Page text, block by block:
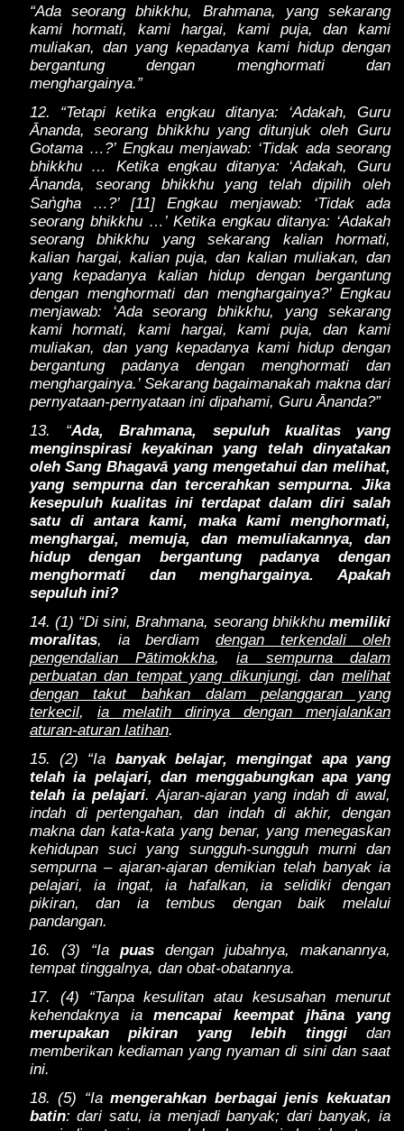
“Ada seorang bhikkhu, Brahmana, yang sekarang
kami hormati, kami hargai, kami puja, dan kami
muliakan, dan yang kepadanya kami hidup dengan
bergantung dengan menghormati dan
menghargainya.”
12. “Tetapi ketika engkau ditanya: ‘Adakah, Guru
Ānanda, seorang bhikkhu yang ditunjuk oleh Guru
Gotama …?’ Engkau menjawab: ‘Tidak ada seorang
bhikkhu … Ketika engkau ditanya: ‘Adakah, Guru
Ānanda, seorang bhikkhu yang telah dipilih oleh
Saṅgha …?’ [11] Engkau menjawab: ‘Tidak ada
seorang bhikkhu …’ Ketika engkau ditanya: ‘Adakah
seorang bhikkhu yang sekarang kalian hormati,
kalian hargai, kalian puja, dan kalian muliakan, dan
yang kepadanya kalian hidup dengan bergantung
dengan menghormati dan menghargainya?’ Engkau
menjawab: ‘Ada seorang bhikkhu, yang sekarang
kami hormati, kami hargai, kami puja, dan kami
muliakan, dan yang kepadanya kami hidup dengan
bergantung padanya dengan menghormati dan
menghargainya.’ Sekarang bagaimanakah makna dari
pernyataan-pernyataan ini dipahami, Guru Ānanda?”
13. “Ada, Brahmana, sepuluh kualitas yang
menginspirasi keyakinan yang telah dinyatakan
oleh Sang Bhagavā yang mengetahui dan melihat,
yang sempurna dan tercerahkan sempurna. Jika
kesepuluh kualitas ini terdapat dalam diri salah
satu di antara kami, maka kami menghormati,
menghargai, memuja, dan memuliakannya, dan
hidup dengan bergantung padanya dengan
menghormati dan menghargainya. Apakah
sepuluh ini?
14. (1) “Di sini, Brahmana, seorang bhikkhu memiliki
moralitas, ia berdiamdengan terkendali oleh
pengendalian Pātimokkha,ia sempurna dalam
perbuatan dan tempat yang dikunjungi, danmelihat
dengan takut bahkan dalam pelanggaran yang
terkecil, ia melatih dirinya dengan menjalankan
aturan-aturan latihan.
15. (2) “Ia banyak belajar, mengingat apa yang
telah ia pelajari, dan menggabungkan apa yang
telah ia pelajari. Ajaran-ajaran yang indah di awal,
indah di pertengahan, dan indah di akhir, dengan
makna dan kata-kata yang benar, yang menegaskan
kehidupan suci yang sungguh-sungguh murni dan
sempurna – ajaran-ajaran demikian telah banyak ia
pelajari, ia ingat, ia hafalkan, ia selidiki dengan
pikiran, dan ia tembus dengan baik melalui
pandangan.
16. (3) “Ia puasdengan jubahnya, makanannya,
tempat tinggalnya, dan obat-obatannya.
17. (4) “Tanpa kesulitan atau kesusahan menurut
kehendaknya iamencapai keempat jhāna yang
merupakan pikiran yang lebih tinggidan
memberikan kediaman yang nyaman di sini dan saat
ini.
18. (5) “Iamengerahkan berbagai jenis kekuatan
batin: dari satu, ia menjadi banyak; dari banyak, ia